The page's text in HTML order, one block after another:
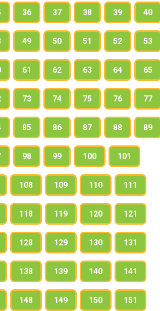
36 37 38 39 40
49 50 51 52 53
61 62 63 64 65
73 74 75 76 77
85 86 87 88 89
98 99 100 101
108 109 110 111
118 119 120 121
128 129 130 131
138 139 140 141
148 149 150 151